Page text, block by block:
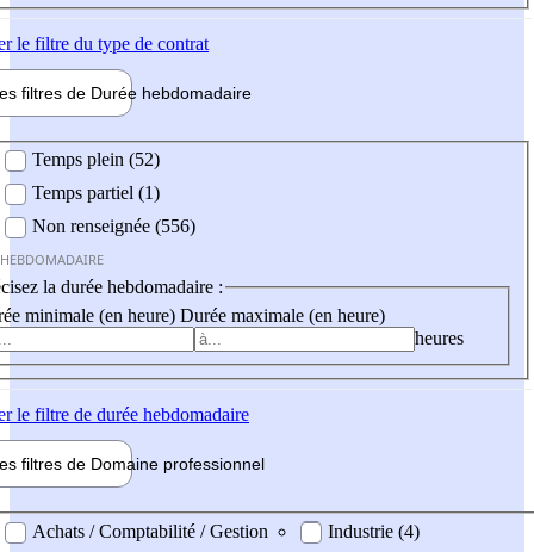
le filtre du type de contrat
filtres de Durée hebdomadaire
Temps plein (52)
Temps partiel (1)
Non renseignée (556)
la durée hebdomadaire :
minimale (en heure) Durée maximale (en heure)
heures
le filtre de durée hebdomadaire
filtres de Domaine professionnel
professionel
Achats / Comptabilité / Gestion
Industrie (4)